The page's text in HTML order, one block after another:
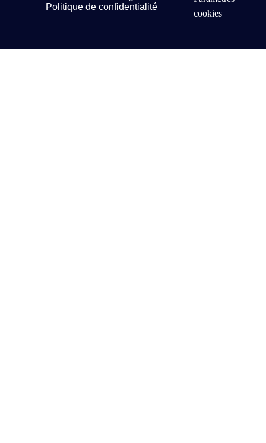
Politique de confidentialité
cookies